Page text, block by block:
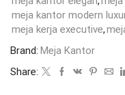
meja kantor modern
meja kerja executive,
Brand: Meja Kantor
Share: